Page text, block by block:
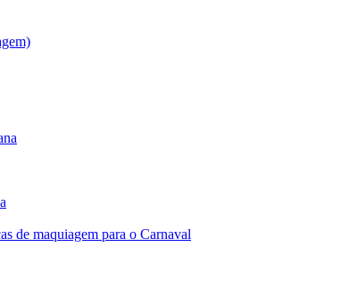
de maquiagem para o Carnaval